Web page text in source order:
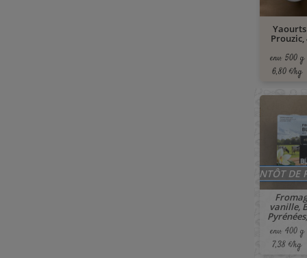
Prouzic,
env. 500 g
6,80 €/kg
vanille,
BIENTÔT DE
env. 400 g
7,38 €/kg